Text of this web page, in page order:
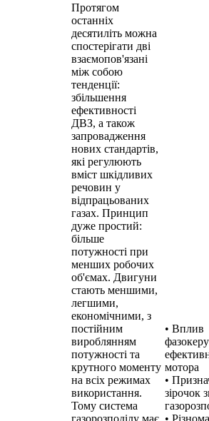
Протягом
останніх
десятиліть можна
спостерігати дві
взаємопов'язані
між собою
тенденції:
збільшення
ефективності
ДВЗ, а також
запровадження
нових стандартів,
які регулюють
вміст шкідливих
речовин у
відпрацьованих
газах. Принцип
дуже простий:
більше
потужності при
менших робочих
об'ємах. Двигуни
стають меншими,
легшими,
економічними, з
постійним
вироблянням
потужності та
крутного моменту
на всіх режимах
використання.
Тому система
газорозподілу має
• Вплив
мотора
•
зірочок
•